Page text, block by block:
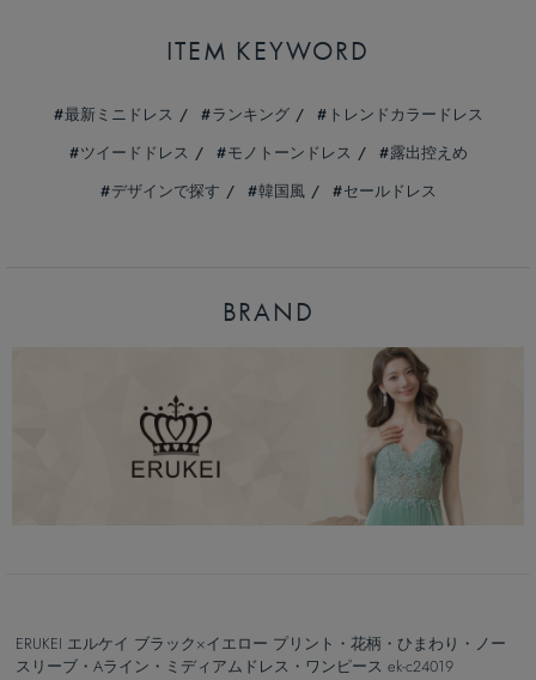
ITEM KEYWORD
最新ミニドレス ランキング
トレンドカラードレス
ツイードドレス
モノトーンドレス
露出控えめ
デザインで探す
韓国風 セールドレス
BRAND
ERUKEI エルケイ ブラック×イエロー プリント・花柄・ひまわり・ノー
スリーブ・Aライン・ミディアムドレス・ワンピース ek-c24019